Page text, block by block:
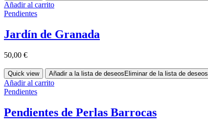
Añadir al carrito
Pendientes
Jardín de Granada
50,00 €
Quick view Añadir a la lista de deseos Eliminar de la lista de deseos
Añadir al carrito
Pendientes
Pendientes de Perlas Barrocas